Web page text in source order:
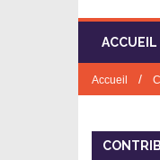
ACCUEIL
Accueil /